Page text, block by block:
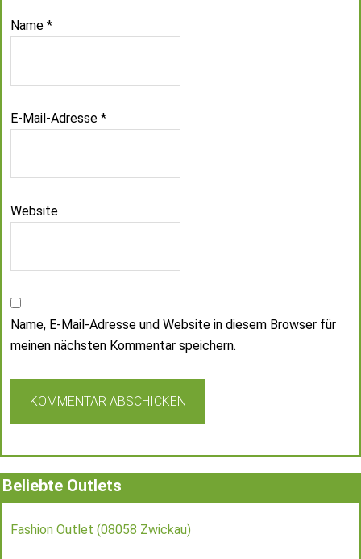
Name *
E-Mail-Adresse *
Website
Name, E-Mail-Adresse und Website in diesem Browser für
meinen nächsten Kommentar speichern.
Beliebte Outlets
Fashion Outlet (08058 Zwickau)